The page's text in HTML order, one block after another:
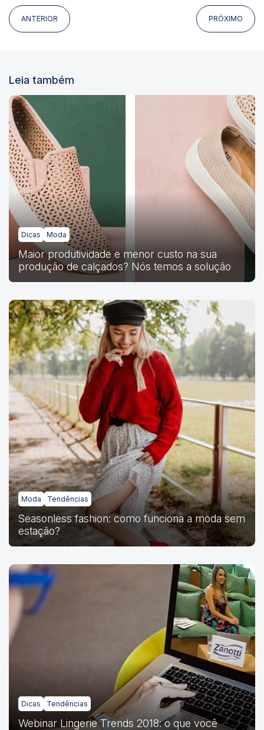
ANTERIOR PRÓXIMO
Leia também
Dicas Moda
Maior produtividade e menor custo na sua
produção de calçados? Nós temos a solução
Moda Tendências
Seasonless fashion: como funciona a moda sem
estação?
Dicas Tendências
Webinar Lingerie Trends 2018: o que você